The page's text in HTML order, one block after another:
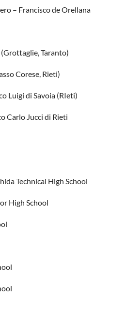
– Francisco de Orellana
Taranto)
Corese, Rieti)
Luigi di Savoia (RIeti)
Carlo Jucci di Rieti
Technical High School
High School